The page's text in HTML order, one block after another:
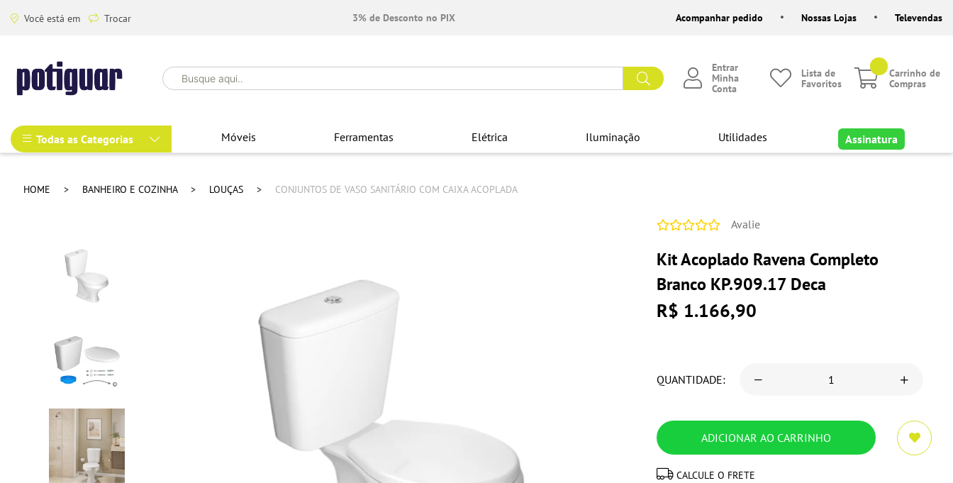
Você está em Trocar 3% de Desconto no PIX Acompanhar pedido Nossas Lojas Televendas
Entrar
Minha
Conta
Lista de
Favoritos
Carrinho de
Compras
Todas as Categorias Móveis Ferramentas Elétrica Iluminação Utilidades Assinatura
HOME BANHEIRO E COZINHA LOUÇAS CONJUNTOS DE VASO SANITÁRIO COM CAIXA ACOPLADA
Avalie
Kit Acoplado Ravena Completo
Branco KP.909.17 Deca
R$ 1.166,90
QUANTIDADE:
CALCULE O FRETE